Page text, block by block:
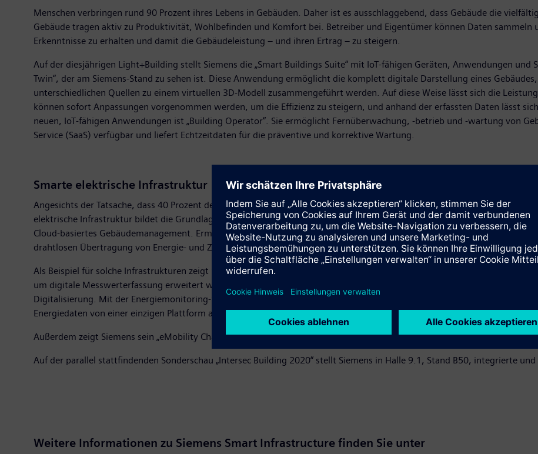
Menschen verbringen rund 90 Prozent ihres Lebens in Gebäuden. Daher ist es ausschlaggebend, dass Gebäude die
Gebäude tragen aktiv zu Produktivität, Wohlbefinden und Komfort bei. Betreiber und Eigentümer können Daten sammeln
Erkenntnisse zu erhalten und damit die Gebäudeleistung – und ihren Ertrag – zu steigern.
Auf der diesjährigen Light+Building stellt Siemens die „Smart Buildings Suite“ mit IoT-fähigen Geräten, Anwendungen und
Twin“, der am Siemens-Stand zu sehen ist. Diese Anwendung ermöglicht die komplett digitale Darstellung eines
unterschiedlichen Quellen zu einem virtuellen 3D-Modell zusammengeführt werden. Auf diese Weise lässt sich die
können sofort Anpassungen vorgenommen werden, um die Effizienz zu steigern, und anhand der erfassten Daten lässt
neuen, IoT-fähigen Anwendungen ist „Building Operator“. Sie ermöglicht Fernüberwachung, -betrieb und -wartung von
Service (SaaS) verfügbar und liefert Echtzeitdaten für die präventive und korrektive Wartung.
Smarte elektrische Infrastruktur
Angesichts der Tatsache, dass 40 Prozent des Energieverbrauchs in Städten auf Gebäude entfallen, ist die
elektrische Infrastruktur bildet die Grundlage für einen sicheren, zuverlässigen und effizienten Gebäudebetrieb und liefert
Cloud-basiertes Gebäudemanagement. Ermöglicht wird dies durch kommunikative Niederspannungsprodukte,
drahtlosen Übertragung von Energie- und Zustandsdaten.
Als Beispiel für solche Infrastrukturen zeigt Siemens eine durchgängige Lösung für das Cloud-basierte Energiemonitoring
um digitale Messwerterfassung erweitert werden – ohne zusätzlichen Platzbedarf oder Verdrahtungsaufwand. So
Digitalisierung. Mit der Energiemonitoring-Software „powermanager“, die jetzt voll in die Gebäudemanagementplattform
Energiedaten von einer einzigen Plattform aus verwalten, überwachen und analysieren.
Außerdem zeigt Siemens sein „eMobility Charging Ecosystem“ samt Batteriespeicher- und Ladesysteme für Wohngebäude.
Auf der parallel stattfindenden Sonderschau „Intersec Building 2020“ stellt Siemens in Halle 9.1, Stand B50, integrierte
Weitere Informationen zu Siemens Smart Infrastructure finden Sie unter